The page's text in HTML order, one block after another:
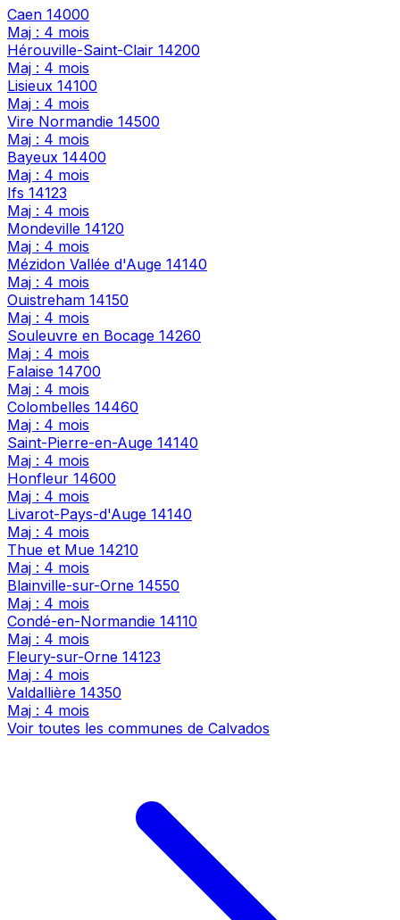
Caen 14000
Maj : 4 mois
Hérouville-Saint-Clair 14200
Maj : 4 mois
Lisieux 14100
Maj : 4 mois
Vire Normandie 14500
Maj : 4 mois
Bayeux 14400
Maj : 4 mois
Ifs 14123
Maj : 4 mois
Mondeville 14120
Maj : 4 mois
Mézidon Vallée d'Auge 14140
Maj : 4 mois
Ouistreham 14150
Maj : 4 mois
Souleuvre en Bocage 14260
Maj : 4 mois
Falaise 14700
Maj : 4 mois
Colombelles 14460
Maj : 4 mois
Saint-Pierre-en-Auge 14140
Maj : 4 mois
Honfleur 14600
Maj : 4 mois
Livarot-Pays-d'Auge 14140
Maj : 4 mois
Thue et Mue 14210
Maj : 4 mois
Blainville-sur-Orne 14550
Maj : 4 mois
Condé-en-Normandie 14110
Maj : 4 mois
Fleury-sur-Orne 14123
Maj : 4 mois
Valdallière 14350
Maj : 4 mois
Voir toutes les communes de Calvados